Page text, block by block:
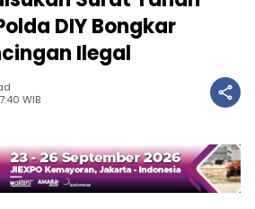
DIY Bongkar
Ilegal
WIB